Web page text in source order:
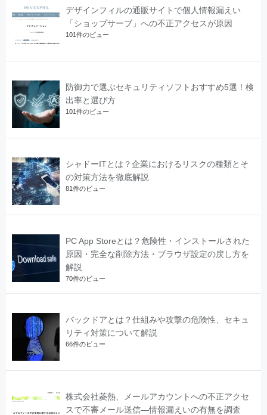
デザインフィルの通販サイトで個人情報漏えい
「ショップサーブ」への不正アクセスが原因
101件のビュー
防御力で選ぶセキュリティソフトおすすめ5選！検
出率と選び方
101件のビュー
シャドーITとは？企業におけるリスクの種類とそ
の対策方法を徹底解説
81件のビュー
PC App Storeとは？危険性・インストールされた
原因・完全な削除方法・ブラウザ設定の戻し方を
解説
70件のビュー
バックドアとは？仕組みや攻撃の危険性、セキュ
リティ対策について解説
66件のビュー
株式会社菱熱、メールアカウントへの不正アクセ
スで不審メール送信―情報漏えいの有無を調査